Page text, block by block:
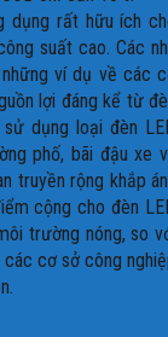
dụng rất hữu ích
suất cao. Các
ví dụ về các
lợi đáng kể từ
dụng loại đèn
phố, bãi đậu xe
truyền rộng khắp
cộng cho đèn
trường nóng, so
cơ sở công